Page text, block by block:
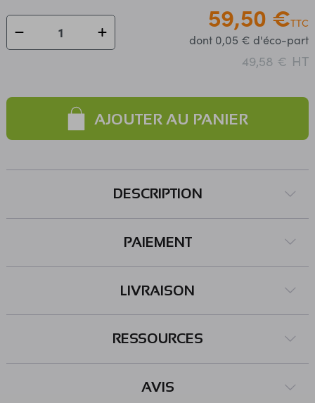
59,50 €TTC
dont 0,05 € d'éco-part
49,58 € HT
AJOUTER AU PANIER
DESCRIPTION
PAIEMENT
LIVRAISON
RESSOURCES
AVIS